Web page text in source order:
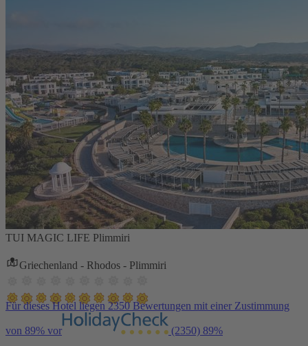
TUI MAGIC LIFE Plimmiri
Griechenland - Rhodos - Plimmiri
Für dieses Hotel liegen 2350 Bewertungen mit einer Zustimmung
von 89% vor (2350) 89%